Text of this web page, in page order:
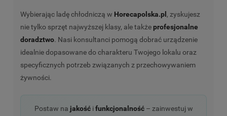
Wybierając ladę chłodniczą w Horecapolska.pl , zyskujesz
nie tylko sprzęt najwyższej klasy, ale takżeprofesjonalne
doradztwo. Nasi konsultanci pomogą dobrać urządzenie
idealnie dopasowane do charakteru Twojego lokalu oraz
specyficznych potrzeb związanych z przechowywaniem
żywności.
Postaw na jakośćifunkcjonalność– zainwestuj w